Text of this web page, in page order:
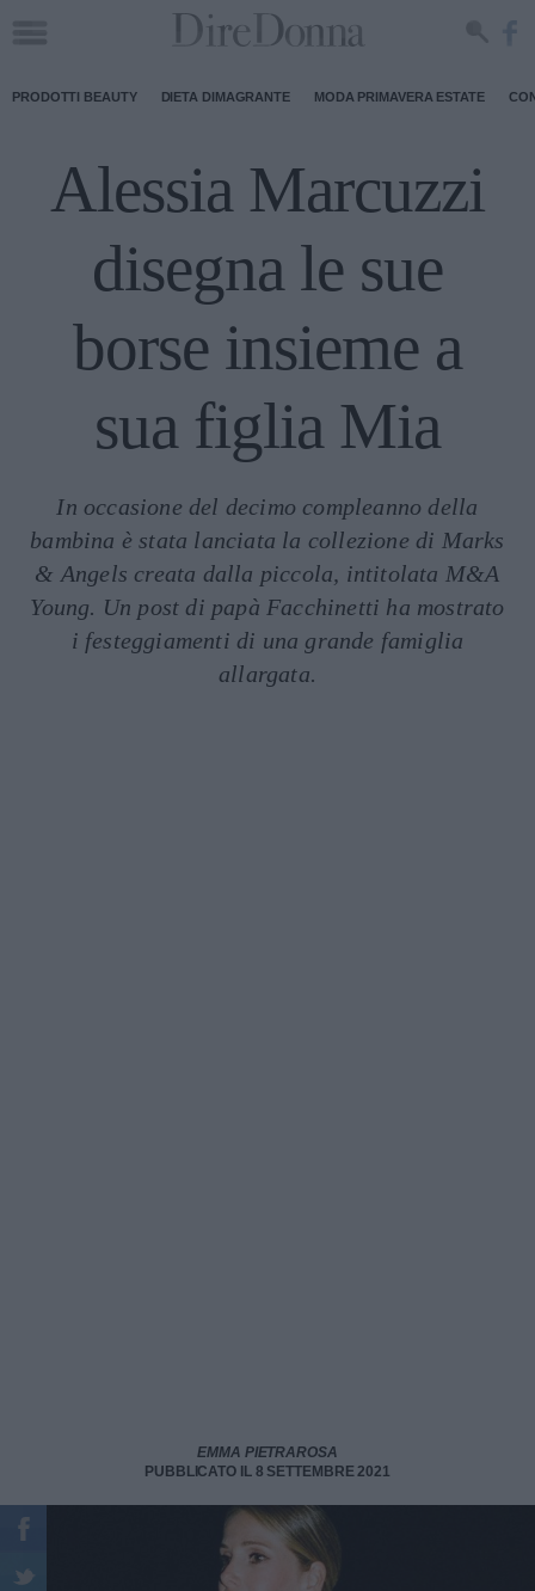
PRODOTTI BEAUTY DIETA DIMAGRANTE MODA PRIMAVERA ESTATE
Alessia Marcuzzi
disegna le sue
borse insieme a
sua figlia Mia
In occasione del decimo compleanno della
bambina è stata lanciata la collezione di Marks
& Angels creata dalla piccola, intitolata M&A
Young. Un post di papà Facchinetti ha mostrato
i festeggiamenti di una grande famiglia
allargata.
EMMA PIETRAROSA
PUBBLICATO IL 8 SETTEMBRE 2021